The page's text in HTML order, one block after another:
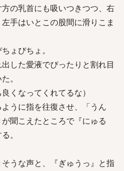
の乳首にも吸いつきつつ、右
手はいとこの股間に滑りこま
ょびちょ。
した愛液でぴったりと割れ目
。
くなってくれてるな）
うに指を往復させ、「うん
聞こえたところで『にゅる
。
うな声と、『ぎゅうっ』と指